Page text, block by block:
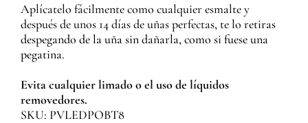
Aplícatelo fácilmente como cualquier esmalte y
después de unos 14 días de uñas perfectas, te lo retiras
despegando de la uña sin dañarla, como si fuese una
pegatina.
Evita cualquier limado o el uso de líquidos
removedores.
SKU: PVLEDPOBT8